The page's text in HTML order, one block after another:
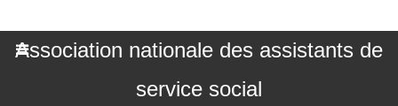
Association nationale des assistants de
service social